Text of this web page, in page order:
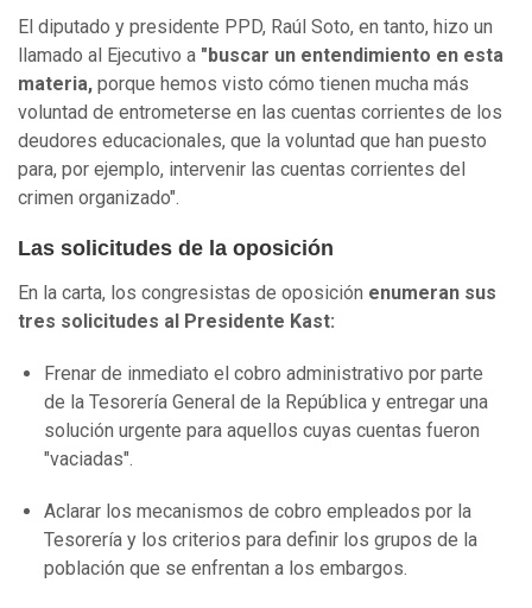
El diputado y presidente PPD, Raúl Soto, en tanto, hizo un
llamado al Ejecutivo a "buscar un entendimiento en esta
materia, porque hemos visto cómo tienen mucha más
voluntad de entrometerse en las cuentas corrientes de los
deudores educacionales, que la voluntad que han puesto
para, por ejemplo, intervenir las cuentas corrientes del
crimen organizado".
Las solicitudes de la oposición
En la carta, los congresistas de oposición enumeran sus
tres solicitudes al Presidente Kast:
Frenar de inmediato el cobro administrativo por parte
de la Tesorería General de la República y entregar una
solución urgente para aquellos cuyas cuentas fueron
"vaciadas".
Aclarar los mecanismos de cobro empleados por la
Tesorería y los criterios para definir los grupos de la
población que se enfrentan a los embargos.